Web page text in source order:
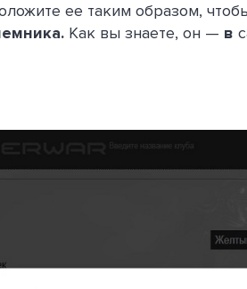
ее таким образом,
Как вы знаете, он — в